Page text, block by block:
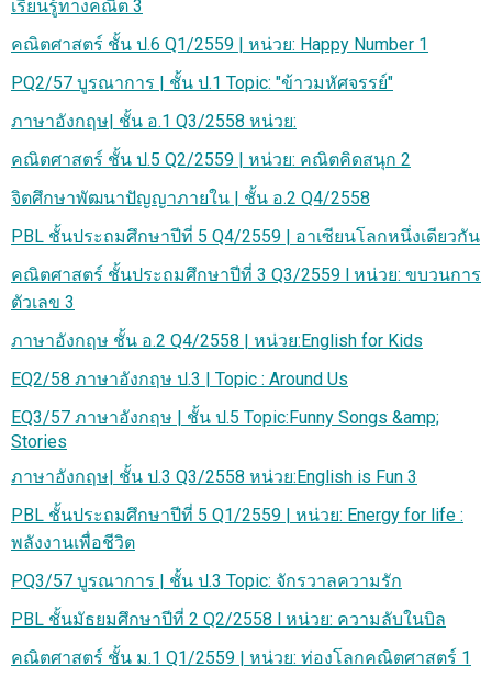
เรียนรู้ทางคณิต 3
คณิตศาสตร์ ชั้น ป.6 Q1/2559 | หน่วย: Happy Number 1
PQ2/57 บูรณาการ | ชั้น ป.1 Topic: "ข้าวมหัศจรรย์"
ภาษาอังกฤษ| ชั้น อ.1 Q3/2558 หน่วย:
คณิตศาสตร์ ชั้น ป.5 Q2/2559 | หน่วย: คณิตคิดสนุก 2
จิตศึกษาพัฒนาปัญญาภายใน | ชั้น อ.2 Q4/2558
PBL ชั้นประถมศึกษาปีที่ 5 Q4/2559 | อาเซียนโลกหนึ่งเดียวกัน
คณิตศาสตร์ ชั้นประถมศึกษาปีที่ 3 Q3/2559 l หน่วย: ขบวนการ
ตัวเลข 3
ภาษาอังกฤษ ชั้น อ.2 Q4/2558 | หน่วย:English for Kids
EQ2/58 ภาษาอังกฤษ ป.3 | Topic : Around Us
EQ3/57 ภาษาอังกฤษ | ชั้น ป.5 Topic:Funny Songs &amp;
Stories
ภาษาอังกฤษ| ชั้น ป.3 Q3/2558 หน่วย:English is Fun 3
PBL ชั้นประถมศึกษาปีที่ 5 Q1/2559 | หน่วย: Energy for life :
พลังงานเพื่อชีวิต
PQ3/57 บูรณาการ | ชั้น ป.3 Topic: จักรวาลความรัก
PBL ชั้นมัธยมศึกษาปีที่ 2 Q2/2558 l หน่วย: ความลับในบิล
คณิตศาสตร์ ชั้น ม.1 Q1/2559 | หน่วย: ท่องโลกคณิตศาสตร์ 1